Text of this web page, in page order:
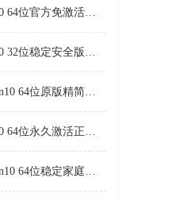
深度技术ghost win10 64位官方免激活版下载v2023.04
番茄花园ghost win10 32位稳定安全版本下载v2023.04
戴尔笔记本ghost win10 64位原版精简版下载v2023.04
深度极速ghost win10 64位永久激活正式版下载v2023.04
惠普笔记本ghost win10 64位稳定家庭版下载v2023.04